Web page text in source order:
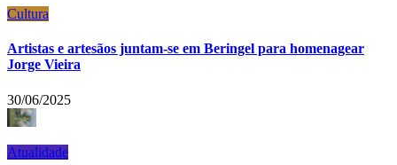
Cultura
Artistas e artesãos juntam-se em Beringel para homenagear
Jorge Vieira
30/06/2025
Atualidade